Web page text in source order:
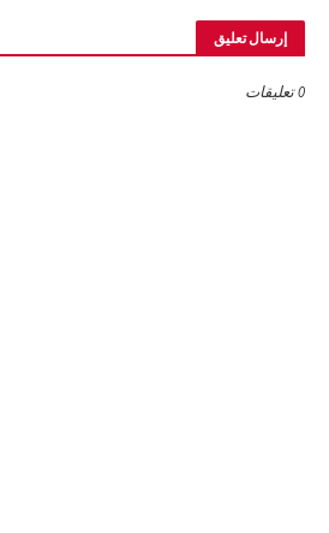
إرسال تعليق
0 تعليقات